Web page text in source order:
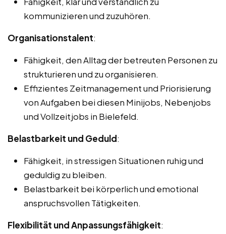
kommunizieren und zuzuhören.
Organisationstalent:
Fähigkeit, den Alltag der betreuten Personen zu
strukturieren und zu organisieren.
Effizientes Zeitmanagement und Priorisierung
von Aufgaben bei diesen Minijobs, Nebenjobs
und Vollzeitjobs in Bielefeld.
Belastbarkeit und Geduld:
Fähigkeit, in stressigen Situationen ruhig und
geduldig zu bleiben.
Belastbarkeit bei körperlich und emotional
anspruchsvollen Tätigkeiten.
Flexibilität und Anpassungsfähigkeit: